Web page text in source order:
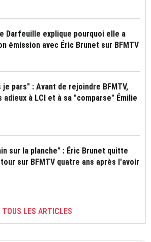
Darfeuille explique pourquoi elle a
émission avec Éric Brunet sur BFMTV
pars" : Avant de rejoindre BFMTV,
à LCI et à sa "comparse" Émilie
sur la planche" : Éric Brunet quitte
sur BFMTV quatre ans après l'avoir
TOUS LES ARTICLES